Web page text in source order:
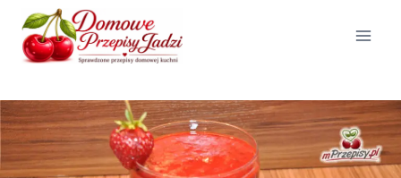
Przejdź
treści